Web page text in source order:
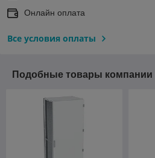
Онлайн оплата
Все условия оплаты
Подобные товары компании